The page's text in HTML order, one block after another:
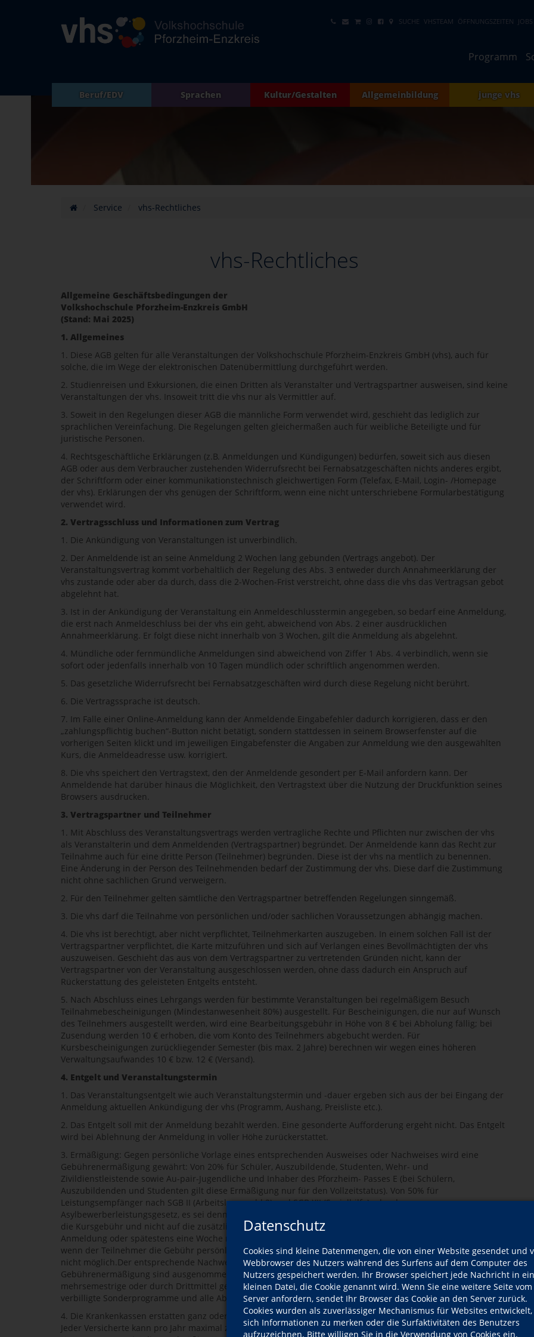
Datenschutz
Cookies sind kleine Datenmengen, die von einer Website gesendet und
Webbrowser des Nutzers während des Surfens auf dem Computer des
Nutzers gespeichert werden. Ihr Browser speichert jede Nachricht in
kleinen Datei, die Cookie genannt wird. Wenn Sie eine weitere Seite vom
Server anfordern, sendet Ihr Browser das Cookie an den Server zurück.
Cookies wurden als zuverlässiger Mechanismus für Websites
sich Informationen zu merken oder die Surfaktivitäten des Benutzers
aufzuzeichnen. Bitte willigen Sie in die Verwendung von Cookies ein.
SUCHE VHSTEAM ÖFFNUNGSZEITEN JOBS
Programm
Beruf/EDV Sprachen Kultur/Gestalten Allgemeinbildung junge vhs
Service vhs-Rechtliches
vhs-Rechtliches
Allgemeine Geschäftsbedingungen der
Volkshochschule Pforzheim-Enzkreis GmbH
(Stand: Mai 2025)
1. Allgemeines
1. Diese AGB gelten für alle Veranstaltungen der Volkshochschule Pforzheim-Enzkreis GmbH (vhs), auch für
solche, die im Wege der elektronischen Datenübermittlung durchgeführt werden.
2. Studienreisen und Exkursionen, die einen Dritten als Veranstalter und Vertragspartner ausweisen, sind keine
Veranstaltungen der vhs. Insoweit tritt die vhs nur als Vermittler auf.
3. Soweit in den Regelungen dieser AGB die männliche Form verwendet wird, geschieht das lediglich zur
sprachlichen Vereinfachung. Die Regelungen gelten gleichermaßen auch für weibliche Beteiligte und für
juristische Personen.
4. Rechtsgeschäftliche Erklärungen (z.B. Anmeldungen und Kündigungen) bedürfen, soweit sich aus diesen
AGB oder aus dem Verbraucher zustehenden Widerrufsrecht bei Fernabsatzgeschäften nichts anderes ergibt,
der Schriftform oder einer kommunikationstechnisch gleichwertigen Form (Telefax, E-Mail, Login- /Homepage
der vhs). Erklärungen der vhs genügen der Schriftform, wenn eine nicht unterschriebene Formularbestätigung
verwendet wird.
2. Vertragsschluss und Informationen zum Vertrag
1. Die Ankündigung von Veranstaltungen ist unverbindlich.
2. Der Anmeldende ist an seine Anmeldung 2 Wochen lang gebunden (Vertrags angebot). Der
Veranstaltungsvertrag kommt vorbehaltlich der Regelung des Abs. 3 entweder durch Annahmeerklärung der
vhs zustande oder aber da durch, dass die 2-Wochen-Frist verstreicht, ohne dass die vhs das Vertragsan gebot
abgelehnt hat.
3. Ist in der Ankündigung der Veranstaltung ein Anmeldeschlusstermin angegeben, so bedarf eine Anmeldung,
die erst nach Anmeldeschluss bei der vhs ein geht, abweichend von Abs. 2 einer ausdrücklichen
Annahmeerklärung. Er folgt diese nicht innerhalb von 3 Wochen, gilt die Anmeldung als abgelehnt.
4. Mündliche oder fernmündliche Anmeldungen sind abweichend von Ziffer 1 Abs. 4 verbindlich, wenn sie
sofort oder jedenfalls innerhalb von 10 Tagen mündlich oder schriftlich angenommen werden.
5. Das gesetzliche Widerrufsrecht bei Fernabsatzgeschäften wird durch diese Regelung nicht berührt.
6. Die Vertragssprache ist deutsch.
7. Im Falle einer Online-Anmeldung kann der Anmeldende Eingabefehler dadurch korrigieren, dass er den
„zahlungspflichtig buchen“-Button nicht betätigt, sondern stattdessen in seinem Browserfenster auf die
vorherigen Seiten klickt und im jeweiligen Eingabefenster die Angaben zur Anmeldung wie den ausgewählten
Kurs, die Anmeldeadresse usw. korrigiert.
8. Die vhs speichert den Vertragstext, den der Anmeldende gesondert per E-Mail anfordern kann. Der
Anmeldende hat darüber hinaus die Möglichkeit, den Vertragstext über die Nutzung der Druckfunktion seines
Browsers ausdrucken.
3. Vertragspartner und Teilnehmer
1. Mit Abschluss des Veranstaltungsvertrags werden vertragliche Rechte und Pflichten nur zwischen der vhs
als Veranstalterin und dem Anmeldenden (Vertragspartner) begründet. Der Anmeldende kann das Recht zur
Teilnahme auch für eine dritte Person (Teilnehmer) begründen. Diese ist der vhs na mentlich zu benennen.
Eine Änderung in der Person des Teilnehmenden bedarf der Zustimmung der vhs. Diese darf die Zustimmung
nicht ohne sachlichen Grund verweigern.
2. Für den Teilnehmer gelten sämtliche den Vertragspartner betreffenden Regelungen sinngemäß.
3. Die vhs darf die Teilnahme von persönlichen und/oder sachlichen Voraussetzungen abhängig machen.
4. Die vhs ist berechtigt, aber nicht verpflichtet, Teilnehmerkarten auszugeben. In einem solchen Fall ist der
Vertragspartner verpflichtet, die Karte mitzuführen und sich auf Verlangen eines Bevollmächtigten der vhs
auszuweisen. Geschieht das aus von dem Vertragspartner zu vertretenden Gründen nicht, kann der
Vertragspartner von der Veranstaltung ausgeschlossen werden, ohne dass dadurch ein Anspruch auf
Rückerstattung des geleisteten Entgelts entsteht.
5. Nach Abschluss eines Lehrgangs werden für bestimmte Veranstaltungen bei regelmäßigem Besuch
Teilnahmebescheinigungen (Mindestanwesenheit 80%) ausgestellt. Für Bescheinigungen, die nur auf Wunsch
des Teilnehmers ausgestellt werden, wird eine Bearbeitungsgebühr in Höhe von 8 € bei Abholung fällig; bei
Zusendung werden 10 € erhoben, die vom Konto des Teilnehmers abgebucht werden. Für
Kursbescheinigungen zurückliegender Semester (bis max. 2 Jahre) berechnen wir wegen eines höheren
Verwaltungsaufwandes 10 € bzw. 12 € (Versand).
4. Entgelt und Veranstaltungstermin
1. Das Veranstaltungsentgelt wie auch Veranstaltungstermin und -dauer ergeben sich aus der bei Eingang der
Anmeldung aktuellen Ankündigung der vhs (Programm, Aushang, Preisliste etc.).
2. Das Entgelt soll mit der Anmeldung bezahlt werden. Eine gesonderte Aufforderung ergeht nicht. Das Entgelt
wird bei Ablehnung der Anmeldung in voller Höhe zurückerstattet.
3. Ermäßigung: Gegen persönliche Vorlage eines entsprechenden Ausweises oder Nachweises wird eine
Gebührenermäßigung gewährt: Von 20% für Schüler, Auszubildende, Studenten, Wehr- und
Zivildienstleistende sowie Au-pair-Jugendliche und Inhaber des Pforzheim- Passes E (bei Schülern,
Auszubildenden und Studenten gilt diese Ermäßigung nur für den Vollzeitstatus). Von 50% für
Leistungsempfänger nach SGB II (Arbeitslosengeld 2) und SGB XII (Sozialhilfe) oder dem
Asylbewerberleistungsgesetz, es sei denn, es liegt eine Kostenübernahme vor. Die Ermäßigung wird nur auf
die Kursgebühr und nicht auf die zusätzliche Gebühr gewährt. Die Ermäßigung wird nur gewährt, wenn bei
Anmeldung oder spätestens eine Woche nach Anmeldung der entsprechende Ausweis vorgelegt wird und
wenn der Teilnehmer die Gebühr persönlich trägt. Eine Übertragung in das nächste Semester oder Jahr ist
nicht möglich.Der entsprechende Nachweis ist für jedes Semester neu zu erbringen. Von der
Gebührenermäßigung sind ausgenommen: Veranstaltungen, die als solche gekennzeichnet sind, insbesondere
mehrsemestrige oder durch Drittmittel geförderte Lehrgänge, Exkursionen, Studienfahrten, Studienreisen,
verbilligte Sonderprogramme und alle Abendschulen. Ermäßigungsgründe können nicht kumuliert werden.
4. Die Krankenkassen erstatten ganz oder teilweise die Kursgebühren für Kurse der Gesundheitsprävention.
Jeder Versicherte kann pro Jahr maximal zwei Kurse bezuschusst bekommen. Voraussetzung für eine